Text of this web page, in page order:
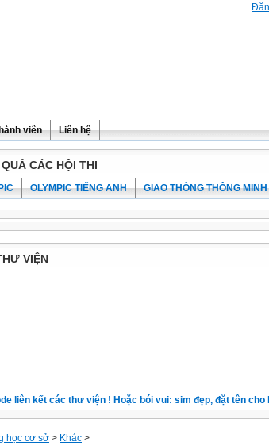
viên Liên hệ
CÁC HỘI THI
OLYMPIC TIẾNG ANH GIAO THÔNG THÔNG MINH
VIỆN
liên kết các thư viện ! Hoặc bói vui: sim đẹp, đặt tên cho
học cơ sở > Khác >